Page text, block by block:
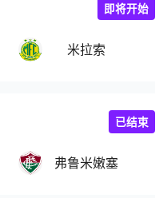
米拉索
即将开始
弗鲁米嫩塞
已结束